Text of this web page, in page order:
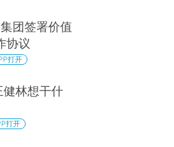
团签署价值
协议
打开
健林想干什
打开